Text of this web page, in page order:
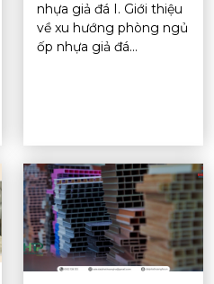
nhựa giả đá I. Giới thiệu
về xu hướng phòng ngủ
ốp nhựa giả đá...